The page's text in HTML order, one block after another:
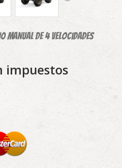
manual de 4 velocidades
impuestos